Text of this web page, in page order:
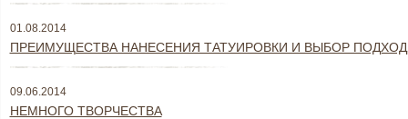
01.08.2014
ПРЕИМУЩЕСТВА НАНЕСЕНИЯ ТАТУИРОВКИ И ВЫБОР
09.06.2014
НЕМНОГО ТВОРЧЕСТВА